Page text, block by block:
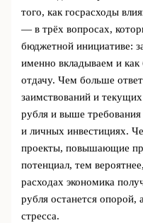
того, как госрасходы
— в трёх вопросах,
бюджетной инициативе:
именно вкладываем и
отдачу. Чем больше
заимствований и
рубля и выше
и личных инвестициях.
проекты, повышающие
потенциал, тем
расходах экономика
рубля останется опорой,
стресса.